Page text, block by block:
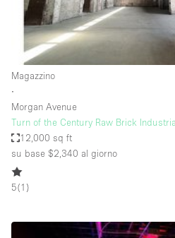
Illuminazione
Impianto audiovisivo
Industriale
Livello strada
Magazzino
∙
Morgan Avenue
Turn of the Century Raw Brick
12,000 sq ft
su base $2,340 al giorno
5(1 )